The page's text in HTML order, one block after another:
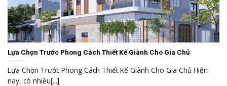
Lựa Chọn Trước Phong Cách Thiết Kế Giành Cho Gia Chủ
Lựa Chọn Trước Phong Cách Thiết Kế Giành Cho Gia Chủ Hiện
nay, có nhiều[...]